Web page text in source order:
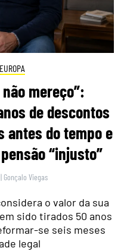
EUROPA
mereço”:
de descontos
antes do tempo e
“injusto”
| Gonçalo Viegas
o valor da sua
sido tirados 50 anos
se seis meses
legal